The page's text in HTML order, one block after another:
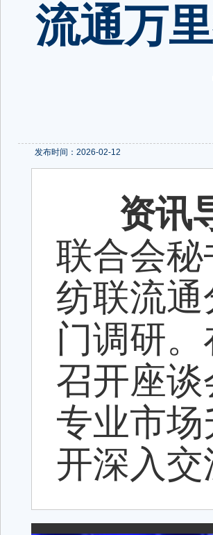
流通万
发布时间：2026-02-12
资讯
联合会
纺联流
门调研
召开座
专业市
开深入交